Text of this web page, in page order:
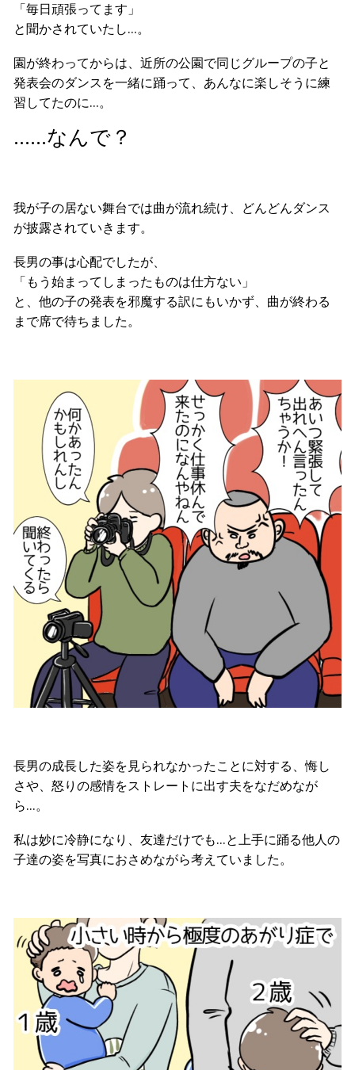
「毎日頑張ってます」
と聞かされていたし…。
園が終わってからは、近所の公園で同じグループの子と
発表会のダンスを一緒に踊って、あんなに楽しそうに練
習してたのに…。
……なんで？
我が子の居ない舞台では曲が流れ続け、どんどんダンス
が披露されていきます。
長男の事は心配でしたが、
「もう始まってしまったものは仕方ない」
と、他の子の発表を邪魔する訳にもいかず、曲が終わる
まで席で待ちました。
長男の成長した姿を見られなかったことに対する、悔し
さや、怒りの感情をストレートに出す夫をなだめなが
ら…。
私は妙に冷静になり、友達だけでも…と上手に踊る他人の
子達の姿を写真におさめながら考えていました。